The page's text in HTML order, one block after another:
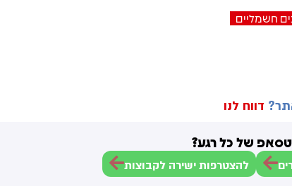
חשמליים
דווח לנו
של כל רגע?
להצטרפות ישירה לקבוצות